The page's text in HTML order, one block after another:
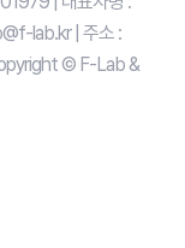
lab.kr | 주소 :
© F-Lab &